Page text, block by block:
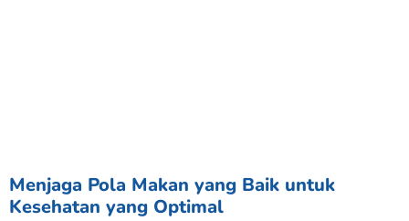
Menjaga Pola Makan yang Baik untuk
Kesehatan yang Optimal